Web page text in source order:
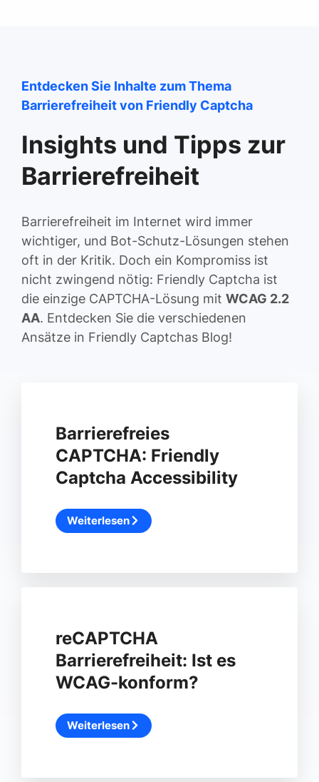
Entdecken Sie Inhalte zum Thema
Barrierefreiheit von Friendly Captcha
Insights und Tipps zur
Barrierefreiheit
Barrierefreiheit im Internet wird immer
wichtiger, und Bot-Schutz-Lösungen stehen
oft in der Kritik. Doch ein Kompromiss ist
nicht zwingend nötig: Friendly Captcha ist
die einzige CAPTCHA-Lösung mit WCAG 2.2
AA. Entdecken Sie die verschiedenen
Ansätze in Friendly Captchas Blog!
Barrierefreies
CAPTCHA: Friendly
Captcha Accessibility
Weiterlesen
reCAPTCHA
Barrierefreiheit: Ist es
WCAG-konform?
Weiterlesen